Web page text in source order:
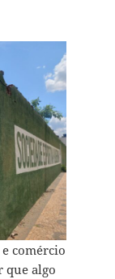
comércio
que algo